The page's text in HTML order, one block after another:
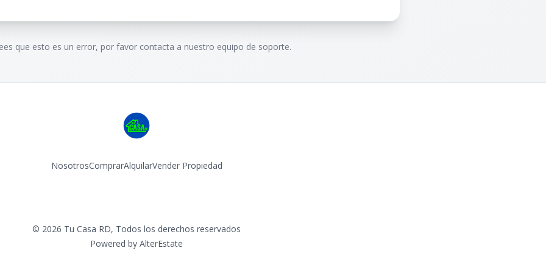
que esto es un error, por favor contacta a nuestro equipo de soporte.
NosotrosComprarAlquilarVender Propiedad
© 2026 Tu Casa RD, Todos los derechos reservados
Powered by AlterEstate